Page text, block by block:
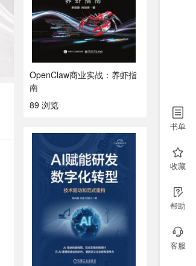
OpenClaw商业实战：养虾指
南
89 浏览
书单
收藏
帮助
客服